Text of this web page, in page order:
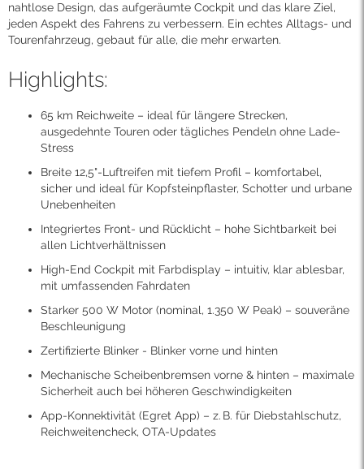
nahtlose Design, das aufgeräumte Cockpit und das klare Ziel,
jeden Aspekt des Fahrens zu verbessern. Ein echtes Alltags- und
Tourenfahrzeug, gebaut für alle, die mehr erwarten.
Highlights:
65 km Reichweite – ideal für längere Strecken,
ausgedehnte Touren oder tägliches Pendeln ohne Lade-
Stress
Breite 12,5"-Luftreifen mit tiefem Profil – komfortabel,
sicher und ideal für Kopfsteinpflaster, Schotter und urbane
Unebenheiten
Integriertes Front- und Rücklicht – hohe Sichtbarkeit bei
allen Lichtverhältnissen
High-End Cockpit mit Farbdisplay – intuitiv, klar ablesbar,
mit umfassenden Fahrdaten
Starker 500 W Motor (nominal, 1.350 W Peak) – souveräne
Beschleunigung
Zertifizierte Blinker - Blinker vorne und hinten
Mechanische Scheibenbremsen vorne & hinten – maximale
Sicherheit auch bei höheren Geschwindigkeiten
App-Konnektivität (Egret App) – z. B. für Diebstahlschutz,
Reichweitencheck, OTA-Updates